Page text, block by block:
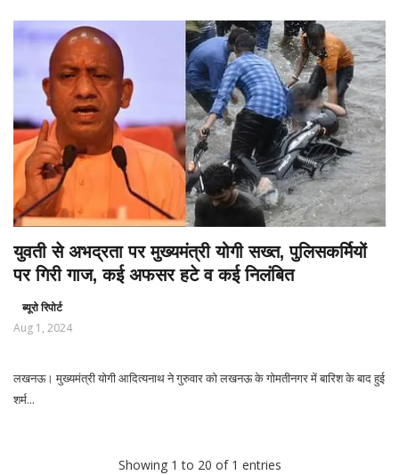
युवती से अभद्रता पर मुख्यमंत्री योगी सख्त, पुलिसकर्मियों
पर गिरी गाज, कई अफसर हटे व कई निलंबित
ब्यूरो रिपोर्ट
Aug 1, 2024
लखनऊ। मुख्यमंत्री योगी आदित्यनाथ ने गुरुवार को लखनऊ के गोमतीनगर में बारिश के बाद हुई
शर्म...
Showing 1 to 20 of 1 entries